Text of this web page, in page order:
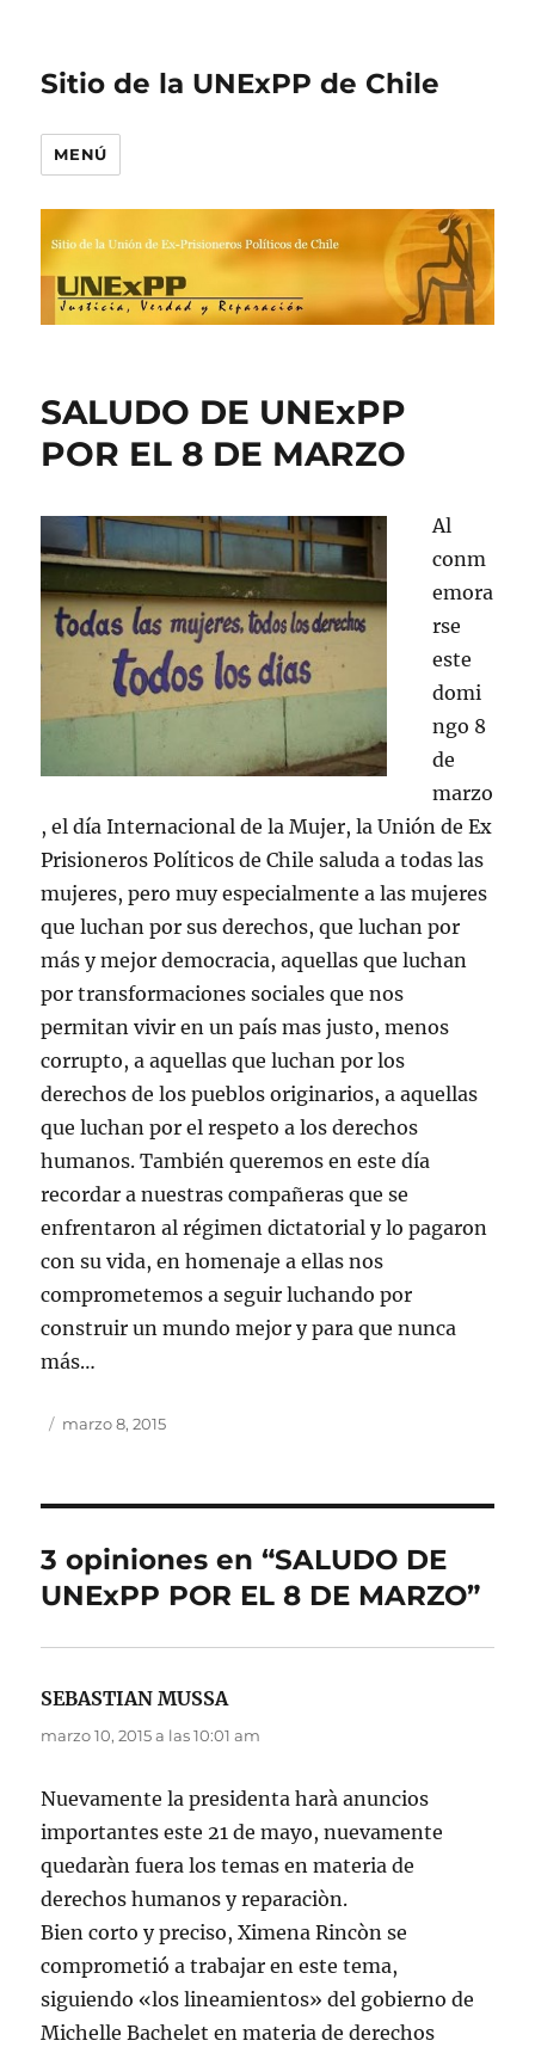
Sitio de la UNExPP de Chile
MENÚ
SALUDO DE UNExPP
POR EL 8 DE MARZO
Al
conm
emora
rse
este
domi
ngo 8
de
marzo
, el día Internacional de la Mujer, la Unión de Ex
Prisioneros Políticos de Chile saluda a todas las
mujeres, pero muy especialmente a las mujeres
que luchan por sus derechos, que luchan por
más y mejor democracia, aquellas que luchan
por transformaciones sociales que nos
permitan vivir en un país mas justo, menos
corrupto, a aquellas que luchan por los
derechos de los pueblos originarios, a aquellas
que luchan por el respeto a los derechos
humanos. También queremos en este día
recordar a nuestras compañeras que se
enfrentaron al régimen dictatorial y lo pagaron
con su vida, en homenaje a ellas nos
comprometemos a seguir luchando por
construir un mundo mejor y para que nunca
más…
Autor
Publicado
marzo 8, 2015
3 opiniones en “SALUDO DE
UNExPP POR EL 8 DE MARZO”
SEBASTIAN MUSSAdice:
marzo 10, 2015 a las 10:01 am
Nuevamente la presidenta harà anuncios
importantes este 21 de mayo, nuevamente
quedaràn fuera los temas en materia de
derechos humanos y reparaciòn.
Bien corto y preciso, Ximena Rincòn se
comprometió a trabajar en este tema,
siguiendo «los lineamientos» del gobierno de
Michelle Bachelet en materia de derechos